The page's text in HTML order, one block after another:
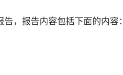
，报告内容包括下面的内容：